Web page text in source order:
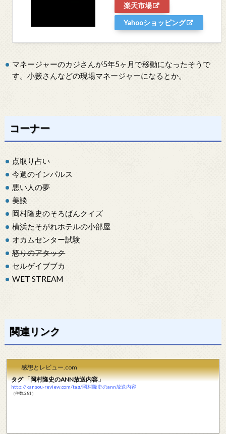
楽天市場
Yahooショッピング
マネージャーのカジさんが5年5ヶ月で移動になったそうで
す。小籔さんなどの現場マネージャーになるとか。
コーナー
点取り占い
今週のインパルス
悪い人の夢
美談
岡村隆史のそろばんクイズ
横浜たそがれホテルの小部屋
オカムセンター試験
怒りのアタック
セルゲイブブカ
WET STREAM
関連リンク
感想とレビュー.com
タグ 「岡村隆史のANN放送内容」
http://kansou-review.com/tag/岡村隆史のann放送内容
（件数:281）